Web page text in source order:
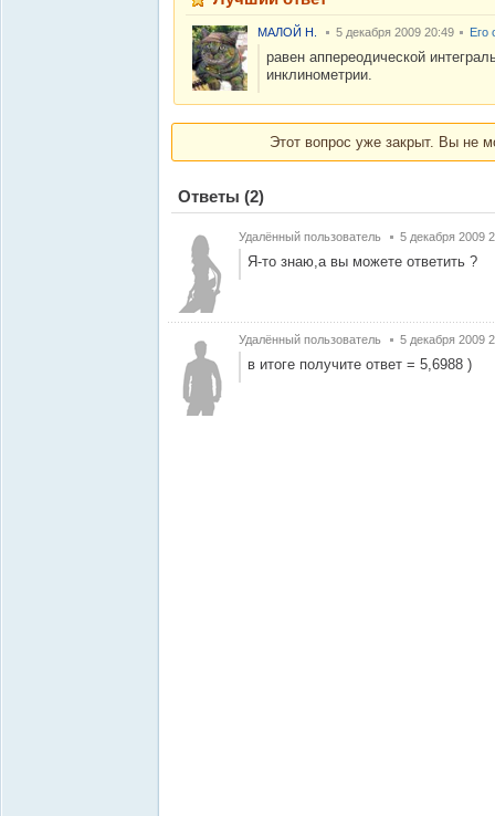
МАЛОЙ Н. 5 декабря 2009 20:49 Его
равен аппереодической
инклинометрии.
Этот вопрос уже закрыт. Вы не
Ответы (2)
Удалённый пользователь 5 декабря 2009
Я-то знаю,а вы можете ответить ?
Удалённый пользователь 5 декабря 2009
в итоге получите ответ = 5,6988 )